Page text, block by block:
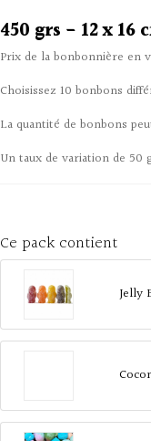
450 grs - 12 x 16
Prix de la bonbonnière en
Choisissez 10 bonbons
La quantité de bonbons
Un taux de variation de 50
Ce pack contient
Jelly